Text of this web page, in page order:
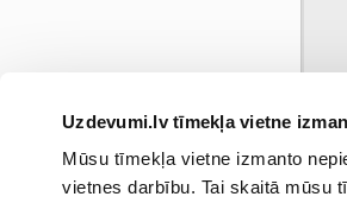
Uzdevumi.lv tīmekļa vietne
Mūsu tīmekļa vietne izmanto
vietnes darbību. Tai skaitā mūsu